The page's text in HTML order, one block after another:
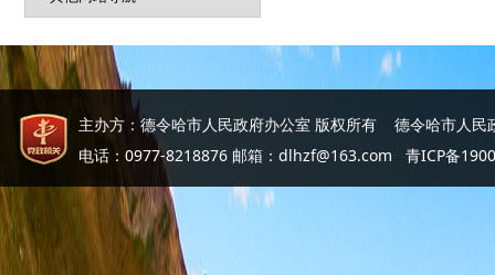
主办方：德令哈市人民政府办公室 版权所有 德令哈市人
电话：0977-8218876 邮箱：dlhzf@163.com 青ICP备